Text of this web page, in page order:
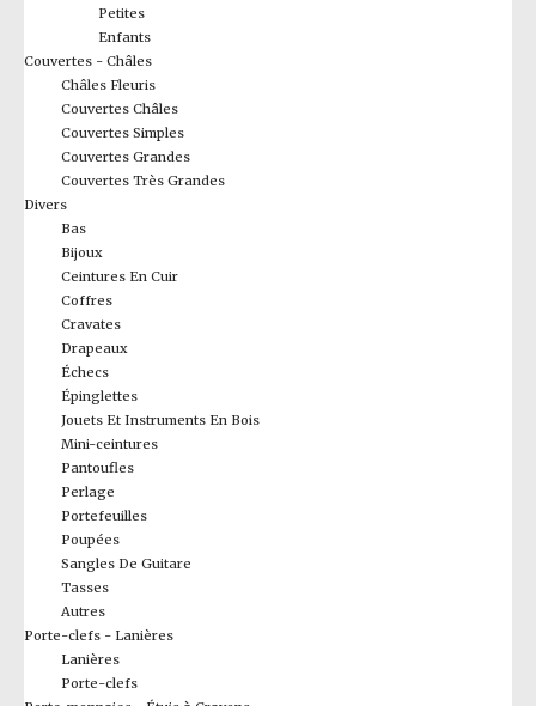
Petites
Enfants
Couvertes - Châles
Châles Fleuris
Couvertes Châles
Couvertes Simples
Couvertes Grandes
Couvertes Très Grandes
Divers
Bas
Bijoux
Ceintures En Cuir
Coffres
Cravates
Drapeaux
Échecs
Épinglettes
Jouets Et Instruments En Bois
Mini-ceintures
Pantoufles
Perlage
Portefeuilles
Poupées
Sangles De Guitare
Tasses
Autres
Porte-clefs - Lanières
Lanières
Porte-clefs